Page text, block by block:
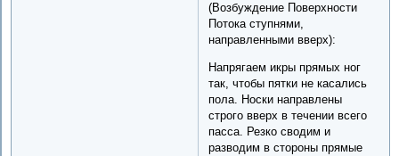
(Возбуждение Поверхности
Потока ступнями,
направленными вверх):
Напрягаем икры прямых ног
так, чтобы пятки не касались
пола. Носки направлены
строго вверх в течении всего
пасса. Резко сводим и
разводим в стороны прямые